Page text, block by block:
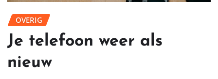
OVERIG
Je telefoon weer als
nieuw